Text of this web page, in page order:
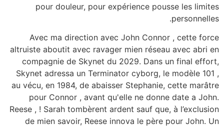
pour douleur, pour expérience pousse les limites
personnelles.
Avec ma direction avec John Connor , cette force
altruiste aboutit avec ravager mien réseau avec abri en
compagnie de Skynet du 2029. Dans un final effort,
Skynet adressa un Terminator cyborg, le modèle 101 ,
au vécu, en 1984, de abaisser Stephanie, cette marâtre
pour Connor , avant qu'elle ne donne date a John.
Reese , ! Sarah tombèrent ardent sauf que, à l’exclusion
de mien savoir, Reese innova le père pour John. Un